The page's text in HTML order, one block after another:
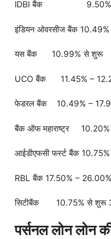
IDBI बैंक 9.50%
इंडियन ओवरसीज बैंक
यस बैंक 10.99% से
UCO बैंक 11.45%
फेडरल बैंक 10.49%
बैंक ऑफ महाराष्ट्र
आईडीएफसी फर्स्ट बैंक
RBL बैंक 17.50%
सिटीबैंक 10.75% से
पर्सनल लोन लोन